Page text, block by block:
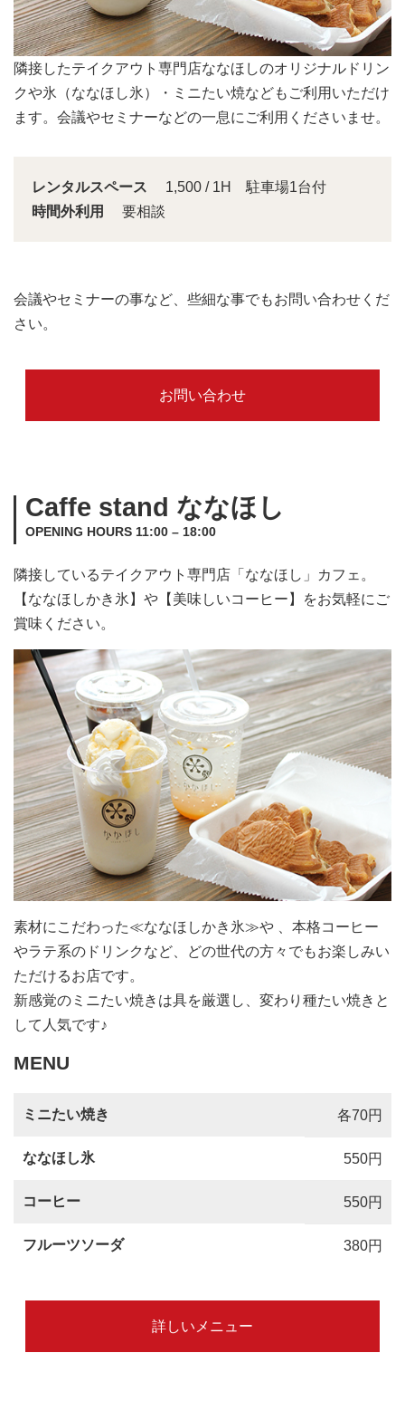
会議スペースは大きな窓から明るい日差しが入り込みま
す。
レンタルスペース
1,500 / 1H 駐車場1台付
時間外利用
要相談
会議やセミナーの事など、些細な事でもお問い合わせくだ
さい。
お問い合わせ
Caffe stand ななほし
OPENING HOURS 11:00 – 18:00
隣接しているテイクアウト専門店「ななほし」カフェ。
【ななほしかき氷】や【美味しいコーヒー】をお気軽にご
賞味ください。
素材にこだわった≪ななほしかき氷≫や 、本格コーヒー
やラテ系のドリンクなど、どの世代の方々でもお楽しみい
ただけるお店です。
新感覚のミニたい焼きは具を厳選し、変わり種たい焼きと
して人気です♪
MENU
ミニたい焼き 各70円
ななほし氷 550円
コーヒー 550円
フルーツソーダ 380円
詳しいメニュー